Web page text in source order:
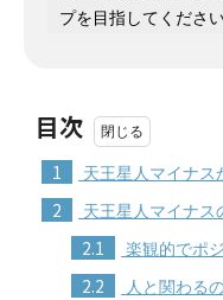
プを目指してください
目次
1 天王星人マイナス
2 天王星人マイナス
2.1 楽観的でポ
2.2 人と関わる